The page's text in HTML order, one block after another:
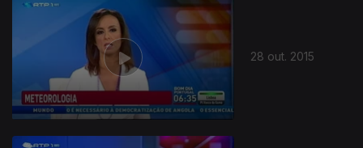
28 out. 2015